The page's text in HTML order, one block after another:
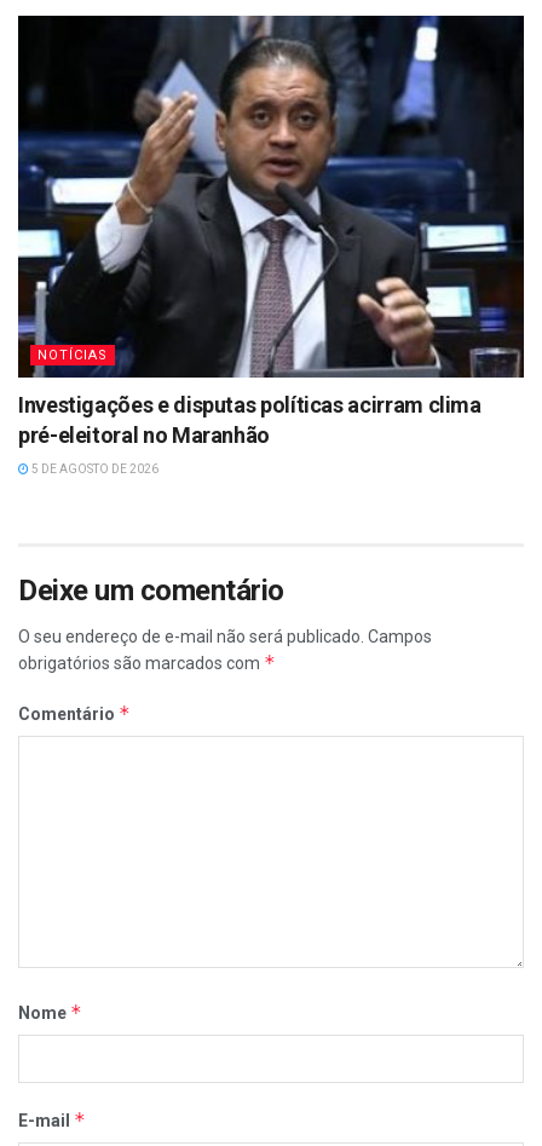
NOTÍCIAS
Investigações e disputas políticas acirram clima
pré-eleitoral no Maranhão
5 DE AGOSTO DE 2026
Deixe um comentário
O seu endereço de e-mail não será publicado. Campos
obrigatórios são marcados com *
Comentário *
Nome *
E-mail *